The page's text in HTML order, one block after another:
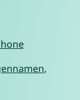
,